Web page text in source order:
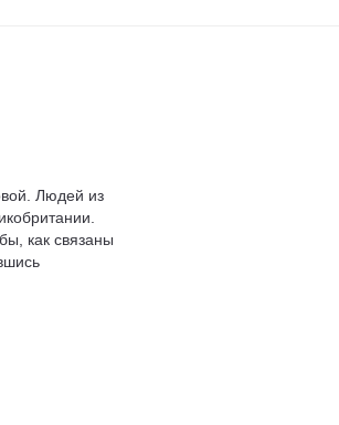
Людей из
как связаны